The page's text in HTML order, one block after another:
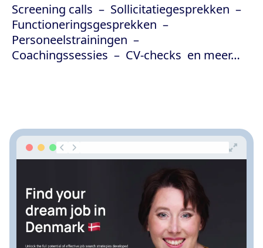
Screening calls
Sollicitatiegesprekken
Functioneringsgesprekken
Personeelstrainingen
Coachingssessies
CV-checks en meer…